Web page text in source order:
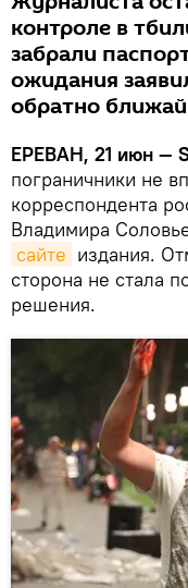
контроле в
забрали
ожидания
обратно
ЕРЕВАН, 21 июн —
пограничники не
корреспондента
Владимира
сайте издания.
сторона не стала
решения.